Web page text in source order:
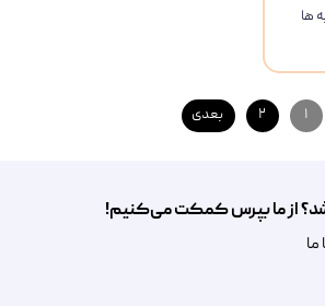
ها
۱ ۲ بعدی
از ما بپرس کمکت می‌کنیم!
ما